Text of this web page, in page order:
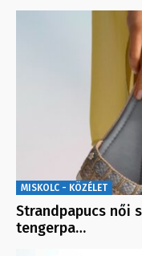
MISKOLC - KÖZÉLET
Strandpapucs női
tengerpa…